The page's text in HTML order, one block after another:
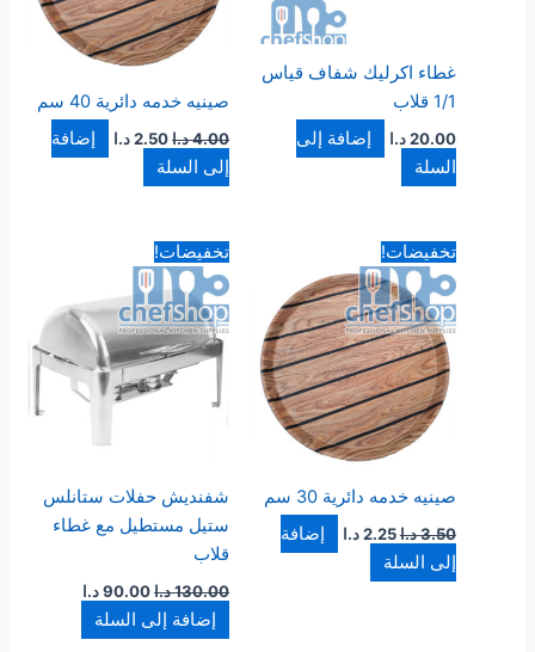
غطاء اكرليك شفاف قياس
1/1 قلاب
20.00 د.ا
إضافة إلى
السلة
صينيه خدمه دائرية 40 سم
4.00د.ا2.50د.ا
إضافة
إلى السلة
تخفيضات!
صينيه خدمه دائرية 30 سم
3.50د.ا
السعر
الأصلي
هو:
3.50 د.ا.
2.25 د.ا
هو:
2.25 د.ا.
إضافة
إلى السلة
تخفيضات!
شفنديش حفلات ستانلس
ستيل مستطيل مع غطاء
قلاب
130.00د.ا
الأصلي
هو:
130.00 د.ا.
90.00د.ا
90.00 د.ا.
إضافة إلى السلة